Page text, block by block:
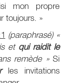
mon propre
toujours. »
(paraphrasé) «
et qui raidit le
remède » Si
les invitations